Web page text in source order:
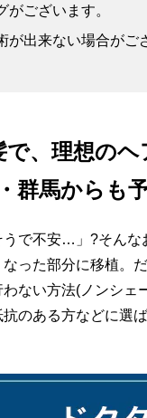
ございます。
出来ない場合がご
で、理想の
群馬からも
で不安…」?そんな
った部分に移植。
ない方法(ノンシ
のある方などに選ば